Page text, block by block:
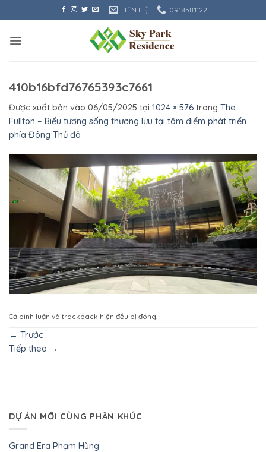
qua
dung
LIÊN HỆ 0918581122
410b16bfd76765393c7661
Được xuất bản vào 06/05/2025 tại 1024 × 576 trong The
Fullton – Biểu tượng sống thượng lưu tại tâm điểm phát triển
phía Đông Thủ đô
Cả bình luận và trackback hiện đều bị đóng.
← Trước
Tiếp theo →
DỰ ÁN MỚI CÙNG PHÂN KHÚC
Grand Era Phạm Hùng